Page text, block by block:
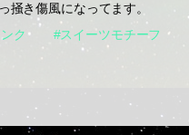
掻き傷風になってます。
ク #スイーツモチーフ